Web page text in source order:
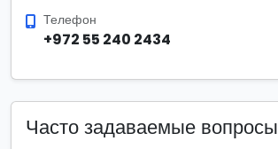
Телефон
+972 55 240 2434
Часто задаваемые вопросы